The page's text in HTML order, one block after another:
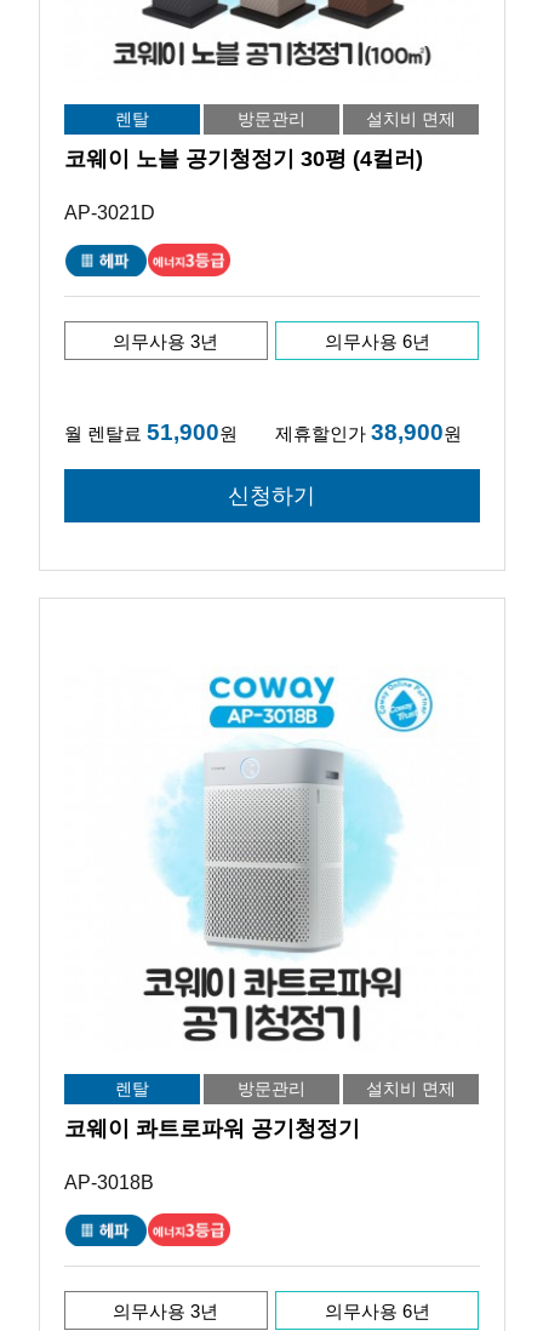
렌탈 방문관리 설치비 면제
코웨이 노블 공기청정기 30평 (4컬러)
AP-3021D
의무사용 3년 의무사용 6년
월 렌탈료 51,900원 제휴할인가38,900원
렌탈 방문관리 설치비 면제
코웨이 콰트로파워 공기청정기
AP-3018B
의무사용 3년 의무사용 6년